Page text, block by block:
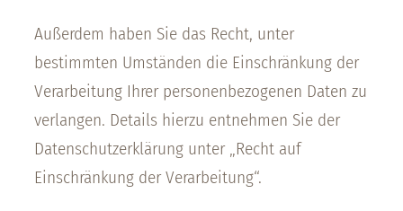
Außerdem haben Sie das Recht, unter
bestimmten Umständen die Einschränkung der
Verarbeitung Ihrer personenbezogenen Daten zu
verlangen. Details hierzu entnehmen Sie der
Datenschutzerklärung unter „Recht auf
Einschränkung der Verarbeitung“.